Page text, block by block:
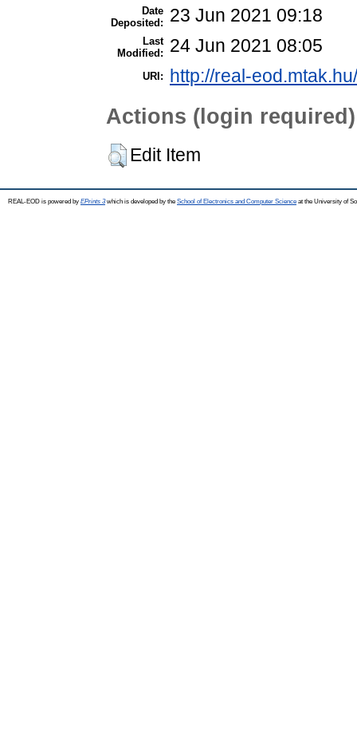
Date
Deposited:
23 Jun 2021 09:18
Last
Modified:
24 Jun 2021 08:05
URI: http://real-
Actions (login required)
Edit Item
REAL-EOD is powered by EPrints 3which is developed by the School of Electronics and Computer Science at the University of